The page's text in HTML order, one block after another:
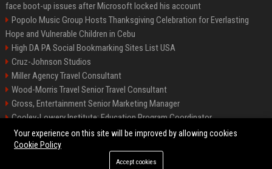
face boot-up issues after Microsoft locked his account
Popolo Music Group Hosts Thanksgiving Celebration for Everlasting
Hope and Vulnerable Children in Cebu
High DA PA Social Bookmarking Sites List USA
Cruz-Johnson Studios
Miller Agency Travel Consultant
Wood-Morris Travel Senior Travel Consultant
Gross, Entertainment Senior Marketing Manager
Cooley-Lowery Institute: Education Program Coordinator
Roberts-Vega Finance Senior Financial Analyst
©2026 Bipko Biz. All right reserved.
Your experience on this site will be improved by allowing cookies
Cookie Policy
Accept cookies